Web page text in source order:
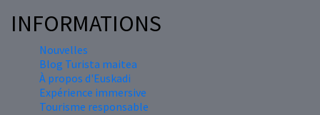
INFORMATIONS
Nouvelles
Blog Turista maitea
À propos d'Euskadi
Expérience immersive
Tourisme responsable